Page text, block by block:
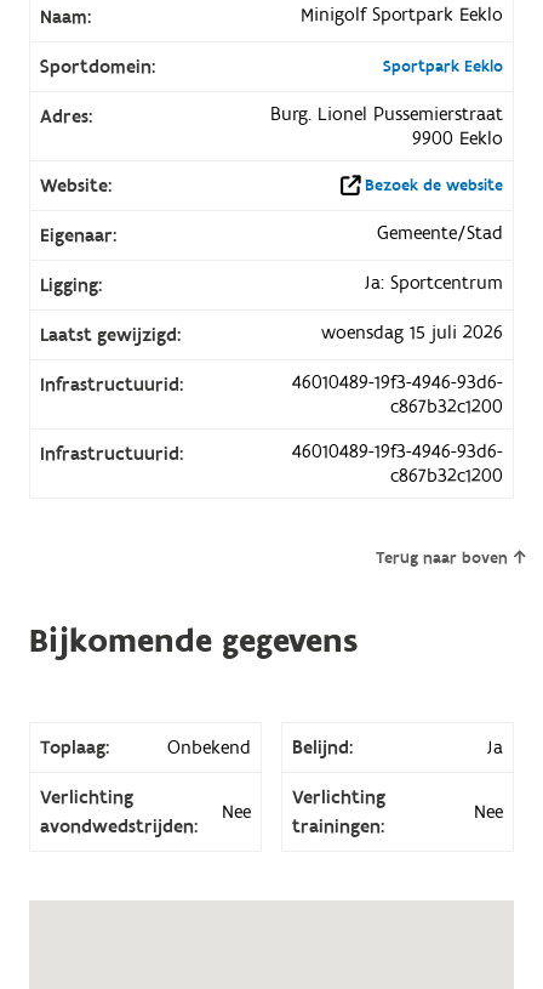
Naam: Minigolf Sportpark Eeklo
Sportdomein: Sportpark Eeklo
Adres:
Burg. Lionel Pussemierstraat
9900 Eeklo
Website:
Bezoek de website
Eigenaar: Gemeente/Stad
Ligging: Ja: Sportcentrum
Laatst gewijzigd: woensdag 15 juli 2026
Infrastructuurid:
46010489-19f3-4946-93d6-
c867b32c1200
Infrastructuurid:
46010489-19f3-4946-93d6-
c867b32c1200
Terug naar boven
Bijkomende gegevens
Toplaag: Onbekend Belijnd: Ja
Verlichting
avondwedstrijden:
Nee
Verlichting
trainingen:
Nee